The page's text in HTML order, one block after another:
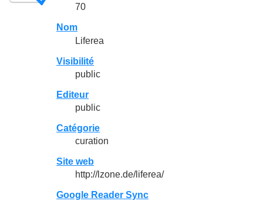
70
Nom
Liferea
Visibilité
public
Editeur
public
Catégorie
curation
Site web
http://lzone.de/liferea/
Google Reader Sync